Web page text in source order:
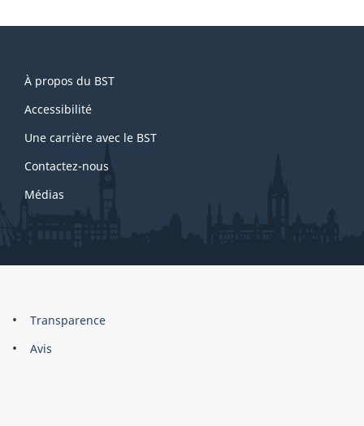
this
site
À propos du BST
Accessibilité
Une carrière avec le BST
Contactez-nous
Médias
About
this
Brand
Transparence
Avis